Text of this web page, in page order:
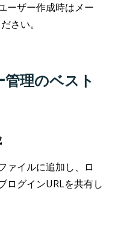
ーザー作成時はメー
さい。
理のベスト
ァイルに追加し、ロ
ログインURLを共有し